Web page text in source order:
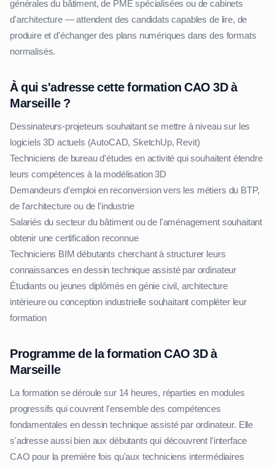
générales du bâtiment, de PME spécialisées ou de cabinets
d'architecture — attendent des candidats capables de lire, de
produire et d'échanger des plans numériques dans des formats
normalisés.
À qui s'adresse cette formation CAO 3D à
Marseille ?
Dessinateurs-projeteurs souhaitant se mettre à niveau sur les
logiciels 3D actuels (AutoCAD, SketchUp, Revit)
Techniciens de bureau d'études en activité qui souhaitent étendre
leurs compétences à la modélisation 3D
Demandeurs d'emploi en reconversion vers les métiers du BTP,
de l'architecture ou de l'industrie
Salariés du secteur du bâtiment ou de l'aménagement souhaitant
obtenir une certification reconnue
Techniciens BIM débutants cherchant à structurer leurs
connaissances en dessin technique assisté par ordinateur
Étudiants ou jeunes diplômés en génie civil, architecture
intérieure ou conception industrielle souhaitant compléter leur
formation
Programme de la formation CAO 3D à
Marseille
La formation se déroule sur 14 heures, réparties en modules
progressifs qui couvrent l'ensemble des compétences
fondamentales en dessin technique assisté par ordinateur. Elle
s'adresse aussi bien aux débutants qui découvrent l'interface
CAO pour la première fois qu'aux techniciens intermédiaires